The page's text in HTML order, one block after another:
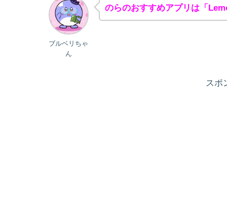
ブルベリちゃ
ん
のらのおすすめアプリは「
スポ